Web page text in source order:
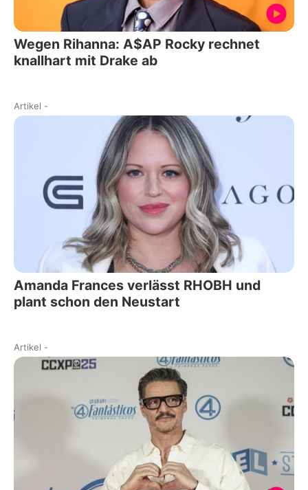
Wegen Rihanna: A$AP Rocky rechnet
knallhart mit Drake ab
Artikel -
Amanda Frances verlässt RHOBH und
plant schon den Neustart
Artikel -